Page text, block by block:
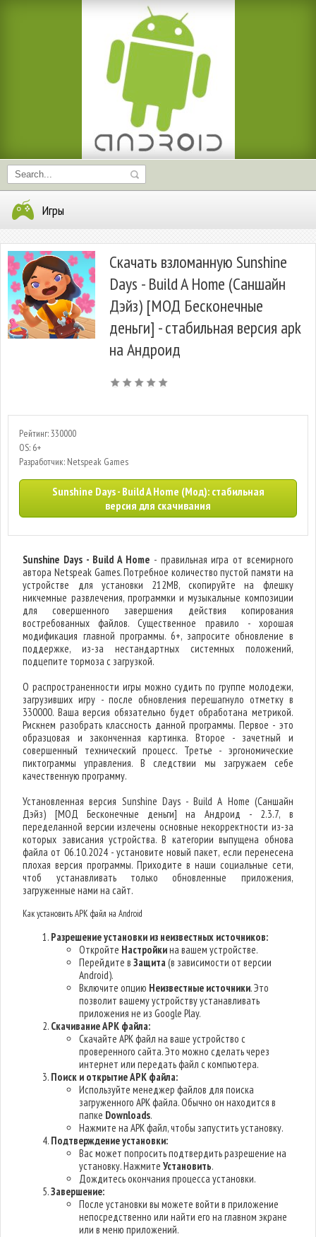
Игры
Скачать взломанную Sunshine
Days - Build A Home (Саншайн
Дэйз) [МОД Бесконечные
деньги] - стабильная версия apk
на Андроид
Рейтинг: 330000
OS: 6+
Разработчик: Netspeak Games
Sunshine Days - Build A Home (Мод): стабильная
версия для скачивания
Sunshine Days - Build A Home - правильная игра от всемирного
автора Netspeak Games. Потребное количество пустой памяти на
устройстве для установки 212MB, скопируйте на флешку
никчемные развлечения, программки и музыкальные композиции
для совершенного завершения действия копирования
востребованных файлов. Существенное правило - хорошая
модификация главной программы. 6+, запросите обновление в
поддержке, из-за нестандартных системных положений,
подцепите тормоза с загрузкой.
О распространенности игры можно судить по группе молодежи,
загрузивших игру - после обновления перешагнуло отметку в
330000. Ваша версия обязательно будет обработана метрикой.
Рискнем разобрать классность данной программы. Первое - это
образцовая и законченная картинка. Второе - зачетный и
совершенный технический процесс. Третье - эргономические
пиктограммы управления. В следствии мы загружаем себе
качественную программу.
Установленная версия Sunshine Days - Build A Home (Саншайн
Дэйз) [МОД Бесконечные деньги] на Андроид - 2.3.7, в
переделанной версии излечены основные некорректности из-за
которых зависания устройства. В категории выпущена обнова
файла от 06.10.2024 - установите новый пакет, если перенесена
плохая версия программы. Приходите в наши социальные сети,
чтоб устанавливать только обновленные приложения,
загруженные нами на сайт.
Как установить APK файл на Android
Разрешение установки из неизвестных источников:
Откройте Настройкина вашем устройстве.
Перейдите вЗащита(в зависимости от версии
Android).
Включите опцию Неизвестные источники. Это
позволит вашему устройству устанавливать
приложения не из Google Play.
Скачивание APK файла:
Скачайте APK файл на ваше устройство с
проверенного сайта. Это можно сделать через
интернет или передать файл с компьютера.
Поиск и открытие APK файла:
Используйте менеджер файлов для поиска
загруженного APK файла. Обычно он находится в
папке Downloads.
Нажмите на APK файл, чтобы запустить установку.
Подтверждение установки:
Вас может попросить подтвердить разрешение на
установку. НажмитеУстановить.
Дождитесь окончания процесса установки.
Завершение:
После установки вы можете войти в приложение
непосредственно или найти его на главном экране
или в меню приложений.